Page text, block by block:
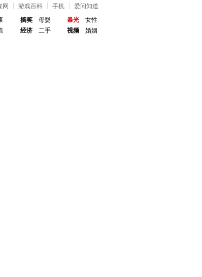
网 游戏百科 手机
爱问知道
搞笑
母婴
经济
二手
暴光
女性
视频
婚姻